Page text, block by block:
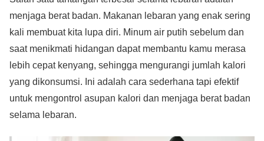
menjaga berat badan. Makanan lebaran yang enak sering
kali membuat kita lupa diri. Minum air putih sebelum dan
saat menikmati hidangan dapat membantu kamu merasa
lebih cepat kenyang, sehingga mengurangi jumlah kalori
yang dikonsumsi. Ini adalah cara sederhana tapi efektif
untuk mengontrol asupan kalori dan menjaga berat badan
selama lebaran.